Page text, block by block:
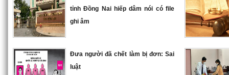
tỉnh Đồng Nai hiếp dâm nói có file
ghi âm
Đưa người đã chết làm bị đơn: Sai
luật